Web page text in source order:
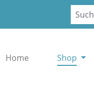
Home Shop